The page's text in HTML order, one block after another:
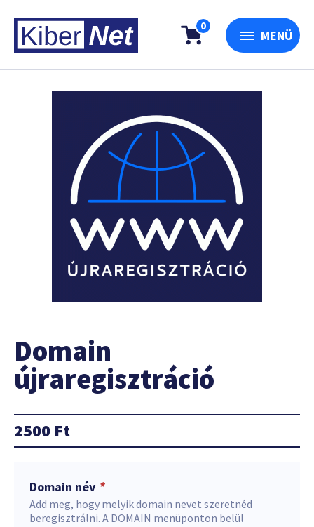
0
MENÜ
Domain
újraregisztráció
2500 Ft
Domain név *
Add meg, hogy melyik domain nevet szeretnéd
beregisztrálni. A DOMAIN menüponton belül